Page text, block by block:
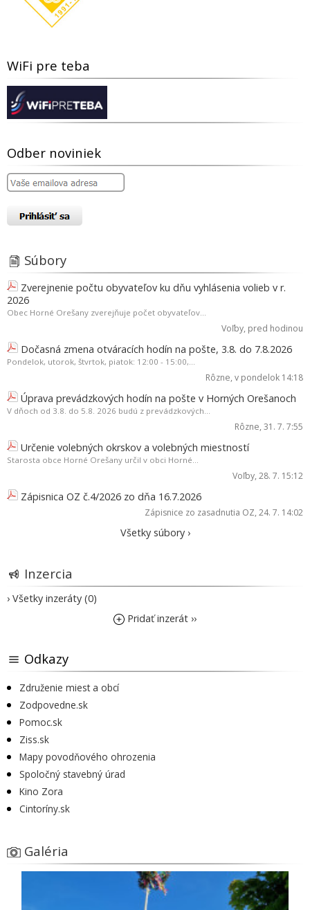
WiFi pre teba
Odber noviniek
Súbory
Zverejnenie počtu obyvateľov ku dňu vyhlásenia volieb v r.
2026
Obec Horné Orešany zverejňuje počet obyvateľov...
Voľby, pred hodinou
Dočasná zmena otváracích hodín na pošte, 3.8. do 7.8.2026
Pondelok, utorok, štvrtok, piatok: 12:00 - 15:00,...
Rôzne, v pondelok 14:18
Úprava prevádzkových hodín na pošte v Horných Orešanoch
V dňoch od 3.8. do 5.8. 2026 budú z prevádzkových...
Rôzne, 31. 7. 7:55
Určenie volebných okrskov a volebných miestností
Starosta obce Horné Orešany určil v obci Horné...
Voľby, 28. 7. 15:12
Zápisnica OZ č.4/2026 zo dňa 16.7.2026
Zápisnice zo zasadnutia OZ, 24. 7. 14:02
Všetky súbory ›
Inzercia
› Všetky inzeráty (0)
Pridať inzerát ››
Odkazy
Združenie miest a obcí
Zodpovedne.sk
Pomoc.sk
Ziss.sk
Mapy povodňového ohrozenia
Spoločný stavebný úrad
Kino Zora
Cintoríny.sk
Galéria